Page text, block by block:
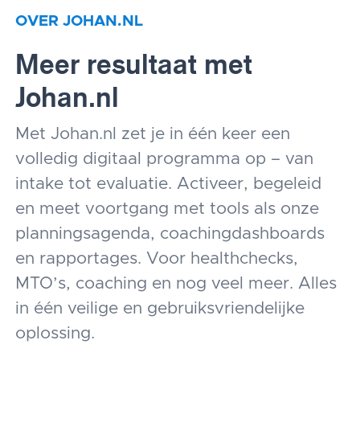
OVER JOHAN.NL
Meer resultaat met
Johan.nl
Met Johan.nl zet je in één keer een
volledig digitaal programma op – van
intake tot evaluatie. Activeer, begeleid
en meet voortgang met tools als onze
planningsagenda, coachingdashboards
en rapportages. Voor healthchecks,
MTO’s, coaching en nog veel meer. Alles
in één veilige en gebruiksvriendelijke
oplossing.